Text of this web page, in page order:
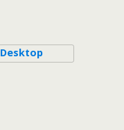
Desktop